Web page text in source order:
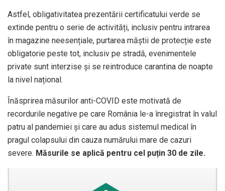
Astfel, obligativitatea prezentării certificatului verde se
extinde pentru o serie de activități, inclusiv pentru intrarea
în magazine neesențiale, purtarea măștii de protecție este
obligatorie peste tot, inclusiv pe stradă, evenimentele
private sunt interzise și se reintroduce carantina de noapte
la nivel național.
Înăsprirea măsurilor anti-COVID este motivată de
recordurile negative pe care România le-a înregistrat în valul
patru al pandemiei și care au adus sistemul medical în
pragul colapsului din cauza numărului mare de cazuri
severe. Măsurile se aplică pentru cel puțin 30 de zile.